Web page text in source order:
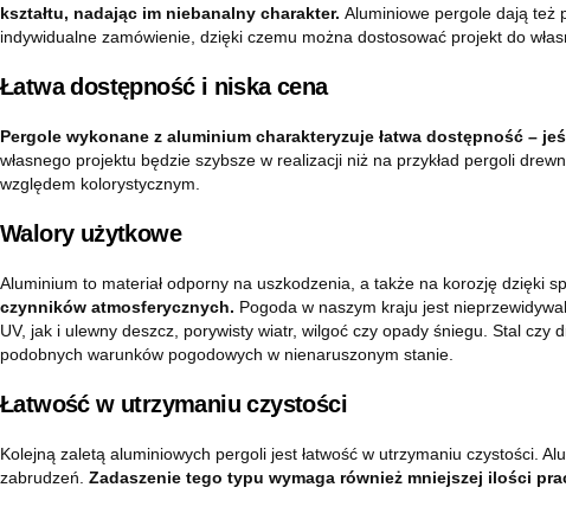
kształtu, nadając im niebanalny charakter. Aluminiowe pergole dają też
indywidualne zamówienie, dzięki czemu można dostosować projekt do
Łatwa dostępność i niska cena
Pergole wykonane z aluminium charakteryzuje łatwa dostępność –
własnego projektu będzie szybsze w realizacji niż na przykład pergoli
względem kolorystycznym.
Walory użytkowe
Aluminium to materiał odporny na uszkodzenia, a także na korozję dzięki
czynników atmosferycznych. Pogoda w naszym kraju jest
UV, jak i ulewny deszcz, porywisty wiatr, wilgoć czy opady śniegu. Stal
podobnych warunków pogodowych w nienaruszonym stanie.
Łatwość w utrzymaniu czystości
Kolejną zaletą aluminiowych pergoli jest łatwość w utrzymaniu czystości.
zabrudzeń. Zadaszenie tego typu wymaga również mniejszej ilości